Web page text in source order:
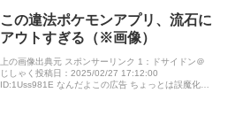
この違法ポケモンアプリ、流石に
アウトすぎる（※画像）
上の画像出典元 スポンサーリンク 1：ドサイドン＠
じしゃく投稿日：2025/02/27 17:12:00
ID:1Uss981E なんだよこの広告 ちょっとは誤魔化せ